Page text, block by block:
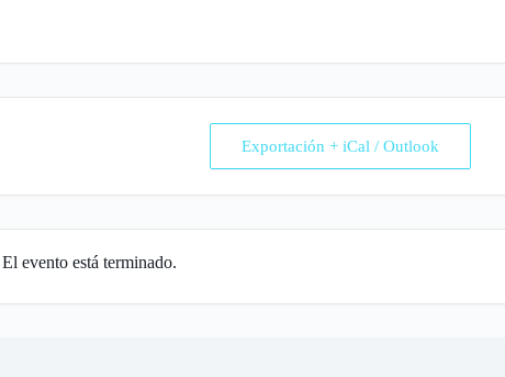
Exportación + iCal / Outlook
El evento está terminado.